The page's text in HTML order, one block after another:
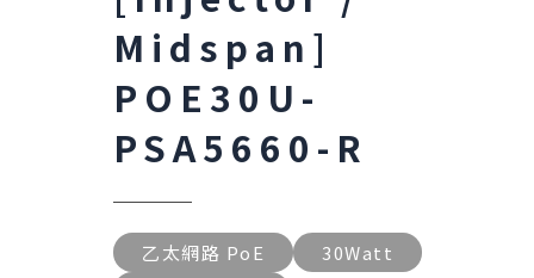
Midspan]
POE30U-
PSA5660-R
乙太網路 PoE
30Watt